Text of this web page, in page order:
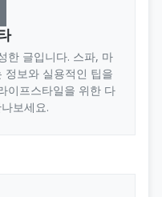
한 글입니다. 스파, 마
정보와 실용적인 팁을
이프스타일을 위한 다
보세요.